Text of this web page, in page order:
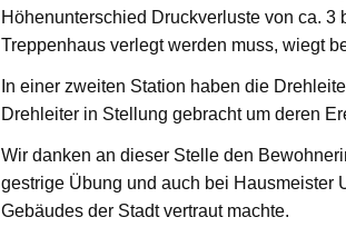
Höhenunterschied Druckverluste von ca.
Treppenhaus verlegt werden muss, wiegt
In einer zweiten Station haben die
Drehleiter in Stellung gebracht um deren
Wir danken an dieser Stelle den
gestrige Übung und auch bei Hausmeister
Gebäudes der Stadt vertraut machte.